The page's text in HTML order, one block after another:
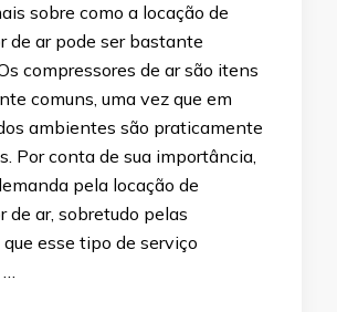
sobre como a locação de
de ar pode ser bastante
compressores de ar são itens
comuns, uma vez que em
ambientes são praticamente
Por conta de sua importância,
pela locação de
de ar, sobretudo pelas
esse tipo de serviço
…